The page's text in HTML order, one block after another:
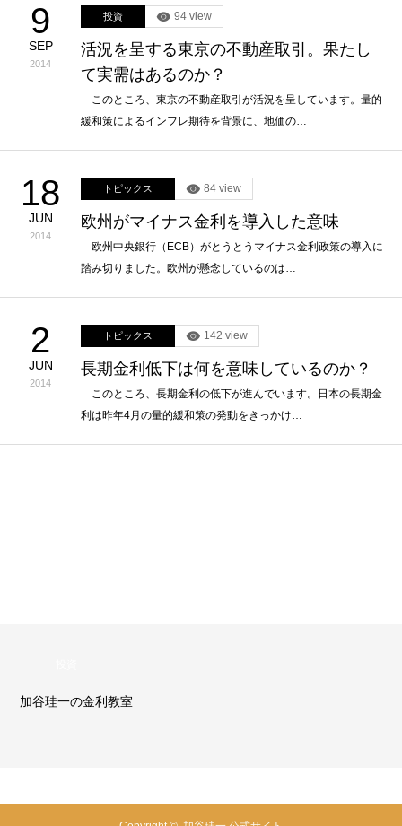
9
SEP
2014
投資 94 view
活況を呈する東京の不動産取引。果たし
て実需はあるのか？
このところ、東京の不動産取引が活況を呈しています。量的
緩和策によるインフレ期待を背景に、地価の…
18
JUN
2014
トピックス 84 view
欧州がマイナス金利を導入した意味
欧州中央銀行（ECB）がとうとうマイナス金利政策の導入に
踏み切りました。欧州が懸念しているのは…
2
JUN
2014
トピックス 142 view
長期金利低下は何を意味しているのか？
このところ、長期金利の低下が進んでいます。日本の長期金
利は昨年4月の量的緩和策の発動をきっかけ…
加谷珪一の金利教室